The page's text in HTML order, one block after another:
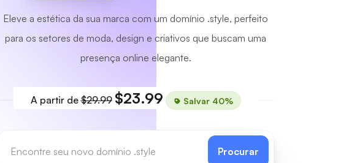
Eleve a estética da sua marca com um domínio .style, perfeito
para os setores de moda, design e criativos que buscam uma
presença online elegante.
A partir de$29.99 $23.99 Salvar 40%
Procurar